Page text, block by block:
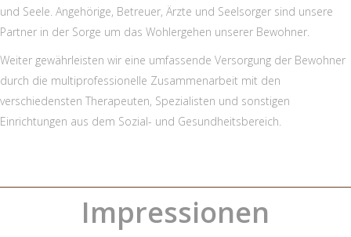
und Seele. Angehörige, Betreuer, Ärzte und Seelsorger sind unsere
Partner in der Sorge um das Wohlergehen unserer Bewohner.
Weiter gewährleisten wir eine umfassende Versorgung der Bewohner
durch die multiprofessionelle Zusammenarbeit mit den
verschiedensten Therapeuten, Spezialisten und sonstigen
Einrichtungen aus dem Sozial- und Gesundheitsbereich.
Impressionen